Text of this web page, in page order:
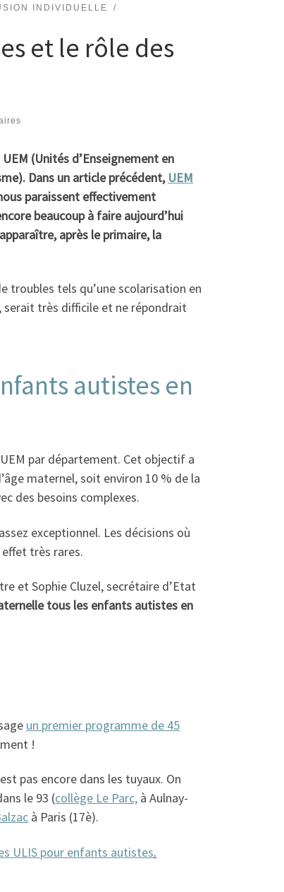
INDIVIDUELLE
et le rôle des
(Unités d’Enseignement en
Dans un article précédent, UEM
paraissent effectivement
beaucoup à faire aujourd’hui
après le primaire, la
troubles tels qu’une scolarisation en
serait très difficile et ne répondrait
autistes en
par département. Cet objectif a
maternel, soit environ 10 % de la
des besoins complexes.
exceptionnel. Les décisions où
très rares.
et Sophie Cluzel, secrétaire d’Etat
tous les enfants autistes en
un premier programme de 45
!
pas encore dans les tuyaux. On
le 93 (collège Le Parc, à Aulnay-
à Paris (17è).
ULIS pour enfants autistes.